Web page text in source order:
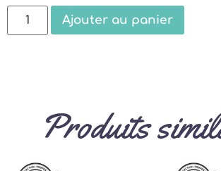
Ajouter au panier
Produits